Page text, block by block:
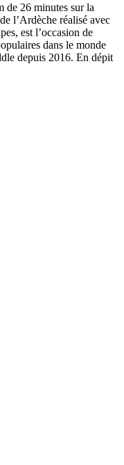
de 26 minutes sur la
l’Ardèche réalisé avec
est l’occasion de
dans le monde
depuis 2016. En dépit